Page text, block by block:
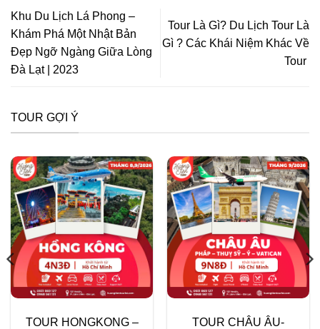
Khu Du Lịch Lá Phong –
Khám Phá Một Nhật Bản
Đẹp Ngỡ Ngàng Giữa Lòng
Đà Lạt | 2023
Tour Là Gì? Du Lịch Tour Là
Gì ? Các Khái Niệm Khác Về
Tour
TOUR GỢI Ý
TOUR HONGKONG –
TOUR CHÂU ÂU-